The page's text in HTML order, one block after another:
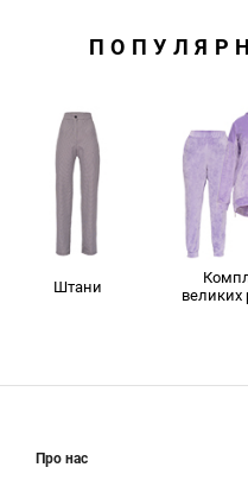
Штани
великих
Про нас